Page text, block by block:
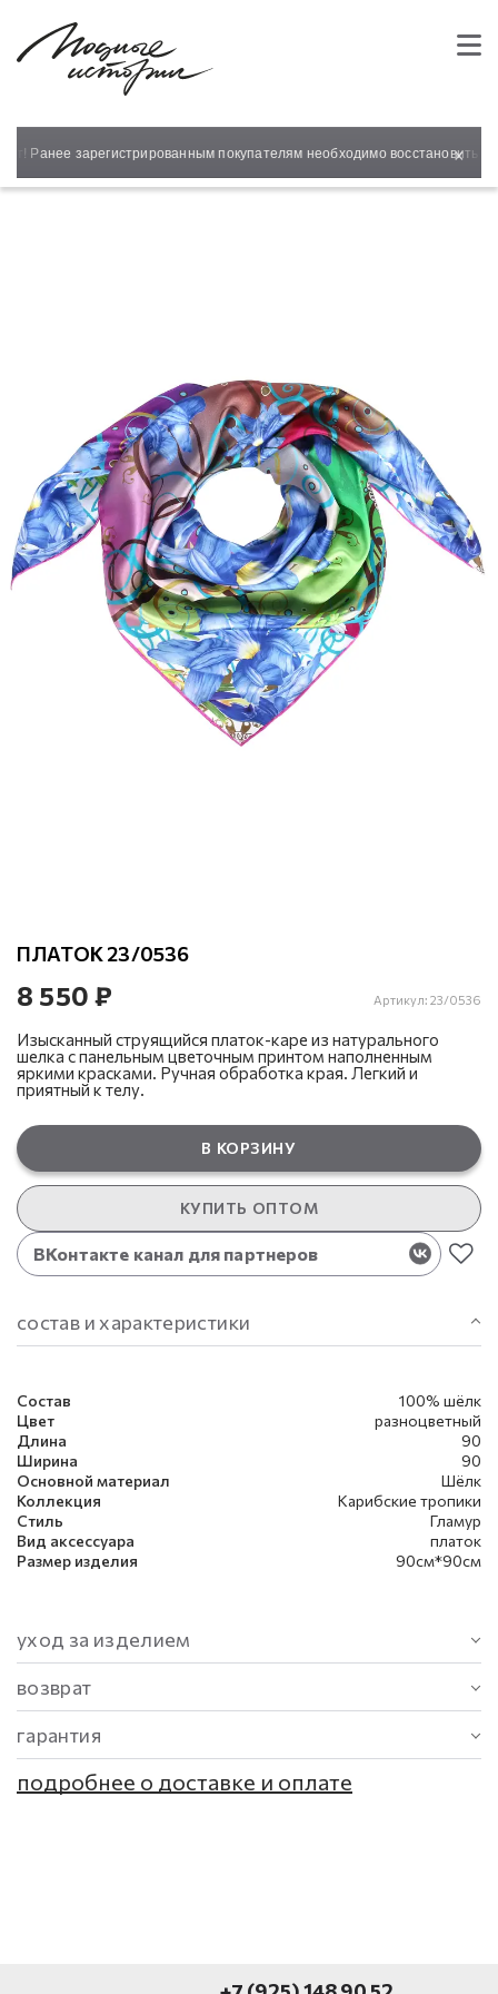
Ранее зарегистрированным покупателям необходимо восстановить
×
ПЛАТОК 23/0536
8 550 ₽ Артикул: 23/0536
Изысканный струящийся платок-каре из натурального
шелка с панельным цветочным принтом наполненным
яркими красками. Ручная обработка края. Легкий и
приятный к телу.
В КОРЗИНУ
КУПИТЬ ОПТОМ
ВКонтакте канал для партнеров
состав и характеристики
Состав
100% шёлк
Цвет
разноцветный
Длина
90
Ширина
90
Основной материал
Шёлк
Коллекция
Карибские тропики
Стиль
Гламур
Вид аксессуара
платок
Размер изделия
90см*90см
уход за изделием
возврат
гарантия
подробнее о доставке и оплате